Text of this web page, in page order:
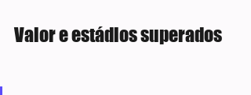
Valor e estádios superados